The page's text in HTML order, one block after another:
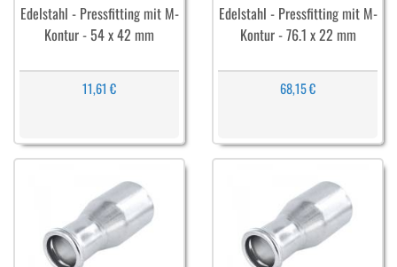
Edelstahl - Pressfitting mit M-
Kontur - 54 x 42 mm
11,61 €
Edelstahl - Pressfitting mit M-
Kontur - 76.1 x 22 mm
68,15 €